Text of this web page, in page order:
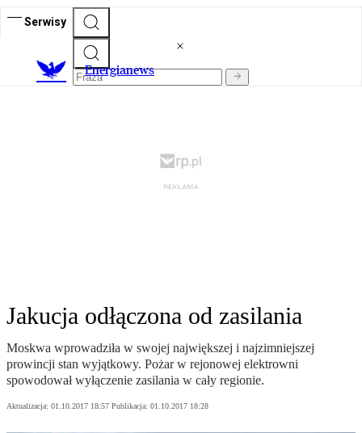
Serwisy
Energianews
Jakucja odłączona od zasilania
Moskwa wprowadziła w swojej największej i najzimniejszej
prowincji stan wyjątkowy. Pożar w rejonowej elektrowni
spowodował wyłączenie zasilania w cały regionie.
Aktualizacja: 01.10.2017 18:57 Publikacja: 01.10.2017 18:28